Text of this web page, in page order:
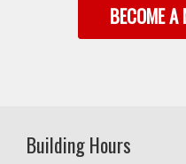
BECOME A
Building Hours